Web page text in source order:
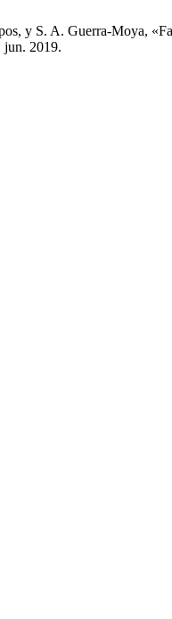
y S. A. Guerra-Moya,
jun. 2019.